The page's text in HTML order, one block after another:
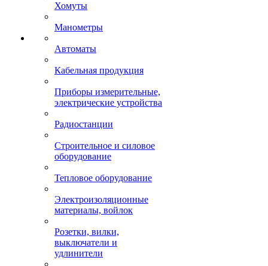
Хомуты
Манометры
Автоматы
Кабельная продукция
Приборы измерительные,
электрические устройства
Радиостанции
Строительное и силовое
оборудование
Тепловое оборудование
Электроизоляционные
материалы, войлок
Розетки, вилки,
выключатели и
удлинители